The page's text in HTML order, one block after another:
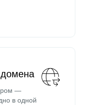
домена
—
в одной